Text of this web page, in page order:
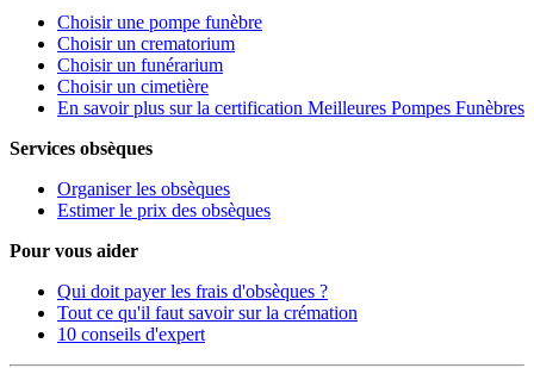
Choisir une pompe funèbre
Choisir un crematorium
Choisir un funérarium
Choisir un cimetière
En savoir plus sur la certification Meilleures Pompes Funèbres
Services obsèques
Organiser les obsèques
Estimer le prix des obsèques
Pour vous aider
Qui doit payer les frais d'obsèques ?
Tout ce qu'il faut savoir sur la crémation
10 conseils d'expert